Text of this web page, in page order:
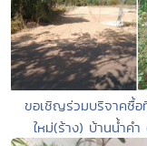
ขอเชิญร่วมบริจาคซื้
ใหม่(ร้าง) บ้านน้ำค